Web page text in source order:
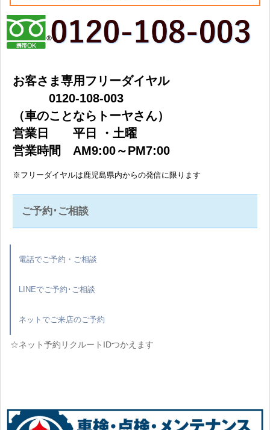
お客さま専用フリーダイヤル
0120-108-003
（車のことならトーヤさん）
営業日 平日 ・土曜
営業時間 AM9:00～PM7:00
※フリーダイヤルは鹿児島県内からの発信に限ります
ご予約･ご相談
電話でご予約・ご相談
LINEでご予約･ご相談
ネットでご来店のご予約
☆ネット予約リクルートIDつかえます